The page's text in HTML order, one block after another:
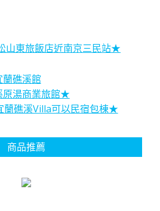
山東旅飯店近南京三民站★
蘭礁溪館
原湯商業旅館★
蘭礁溪Villa可以民宿包棟★
商品推薦